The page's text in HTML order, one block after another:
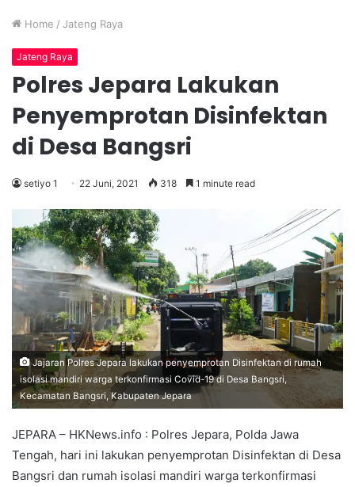
Home / Jateng Raya
Jateng Raya
Polres Jepara Lakukan
Penyemprotan Disinfektan
di Desa Bangsri
setiyo 1 22 Juni, 2021 318 1 minute read
Jajaran Polres Jepara lakukan penyemprotan Disinfektan di rumah
isolasi mandiri warga terkonfirmasi Covid-19 di Desa Bangsri,
Kecamatan Bangsri, Kabupaten Jepara
JEPARA – HKNews.info : Polres Jepara, Polda Jawa
Tengah, hari ini lakukan penyemprotan Disinfektan di Desa
Bangsri dan rumah isolasi mandiri warga terkonfirmasi